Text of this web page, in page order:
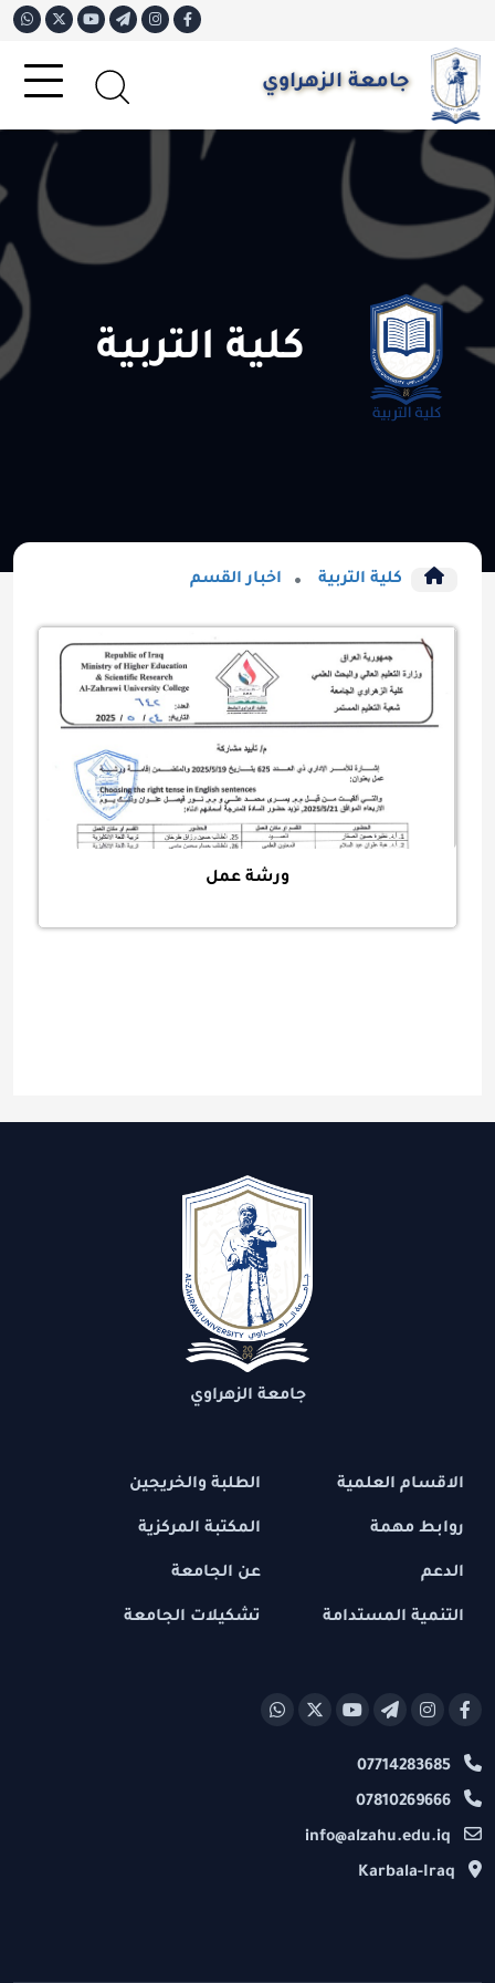
جامعة الزهراوي
كلية التربية
كلية التربية اخبار القسم
ورشة عمل
جامعة الزهراوي
الاقسام العلمية
روابط مهمة
الدعم
التنمية المستدامة
الطلبة والخريجين
المكتبة المركزية
عن الجامعة
تشكيلات الجامعة
07714283685
07810269666
info@alzahu.edu.iq
Karbala-Iraq